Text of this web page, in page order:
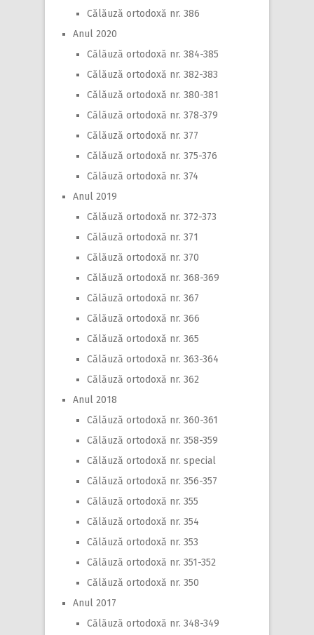
Călăuză ortodoxă nr. 386
Anul 2020
Călăuză ortodoxă nr. 384-385
Călăuză ortodoxă nr. 382-383
Călăuză ortodoxă nr. 380-381
Călăuză ortodoxă nr. 378-379
Călăuză ortodoxă nr. 377
Călăuză ortodoxă nr. 375-376
Călăuză ortodoxă nr. 374
Anul 2019
Călăuză ortodoxă nr. 372-373
Călăuză ortodoxă nr. 371
Călăuză ortodoxă nr. 370
Călăuză ortodoxă nr. 368-369
Călăuză ortodoxă nr. 367
Călăuză ortodoxă nr. 366
Călăuză ortodoxă nr. 365
Călăuză ortodoxă nr. 363-364
Călăuză ortodoxă nr. 362
Anul 2018
Călăuză ortodoxă nr. 360-361
Călăuză ortodoxă nr. 358-359
Călăuză ortodoxă nr. special
Călăuză ortodoxă nr. 356-357
Călăuză ortodoxă nr. 355
Călăuză ortodoxă nr. 354
Călăuză ortodoxă nr. 353
Călăuză ortodoxă nr. 351-352
Călăuză ortodoxă nr. 350
Anul 2017
Călăuză ortodoxă nr. 348-349